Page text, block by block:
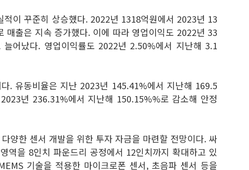
적이 꾸준히 상승했다. 2022년 1318억원에서 2023년 13
매출은 지속 증가했다. 이에 따라 영업이익도 2022년 33
늘어났다. 영업이익률도 2022년 2.50%에서 지난해 3.1
. 유동비율은 지난 2023년 145.41%에서 지난해 169.5
년 236.31%에서 지난해 150.15%%로 감소해 안정
양한 센서 개발을 위한 투자 자금을 마련할 전망이다. 싸
역을 8인치 파운드리 공정에서 12인치까지 확대하고 있
기술을 적용한 마이크로폰 센서, 초음파 센서 등을